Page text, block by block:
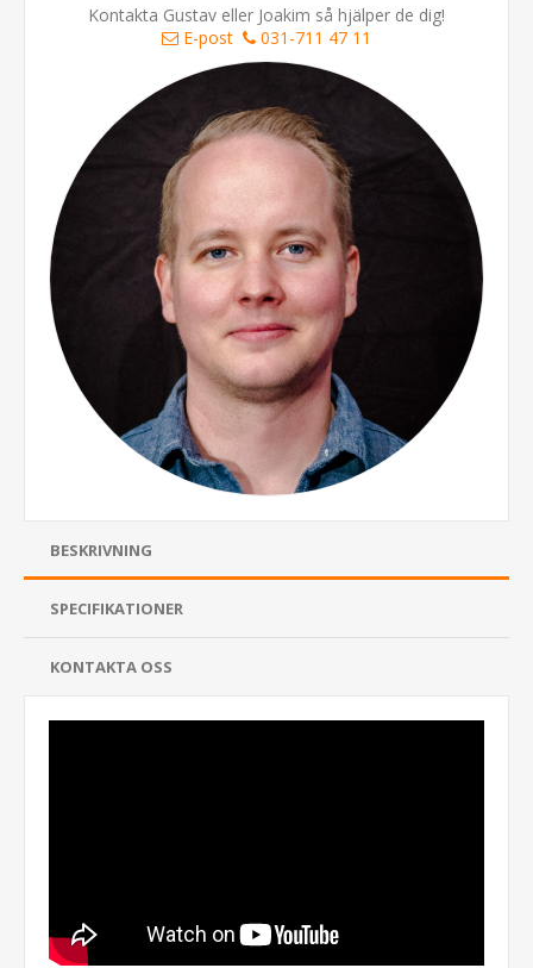
Kontakta Gustav eller Joakim så hjälper de dig!
E-post
031-711 47 11
BESKRIVNING
SPECIFIKATIONER
KONTAKTA OSS